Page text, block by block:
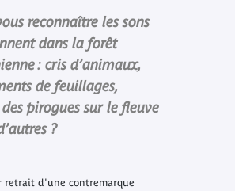
reconnaître les sons
dans la forêt
: cris d’animaux,
de feuillages,
pirogues sur le fleuve
?
retrait d'une contremarque